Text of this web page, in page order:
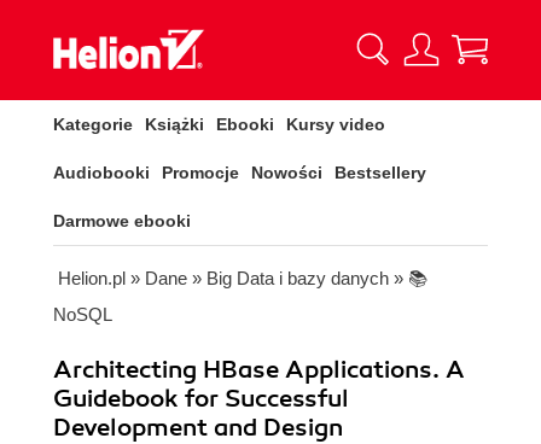
Kategorie Książki Ebooki Kursy video
Audiobooki Promocje Nowości Bestsellery
Darmowe ebooki
Helion.pl » Dane » Big Data i bazy danych » 📚
NoSQL
Architecting HBase Applications. A
Guidebook for Successful
Development and Design